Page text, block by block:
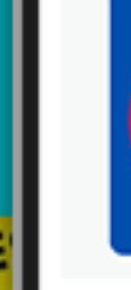
nieaktualną
aktualne gazetki